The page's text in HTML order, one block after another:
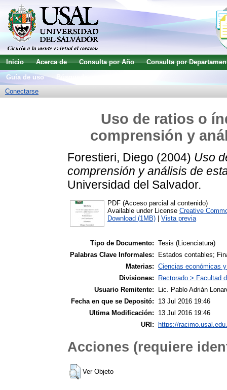
Inicio Acerca de Consulta por Año
Consulta por
Guía de uso
Conectarse
Uso de ratios o
comprensión y
Forestieri, Diego (2004) Uso
comprensión y análisis de
Universidad del Salvador.
PDF (Acceso parcial al contenido)
Available under License Creative
Download (1MB)
Vista previa
Tipo de Documento: Tesis (Licenciatura)
Palabras Clave Informales:
Estados contables;
Materias: Ciencias económicas
Divisiones:
Rectorado > Facultad
Usuario Remitente:
Lic. Pablo Adrián
Fecha en que se Depositó:
13 Jul 2016 19:46
Ultima Modificación:
13 Jul 2016 19:46
URI:
https://
Acciones (requiere
Ver Objeto